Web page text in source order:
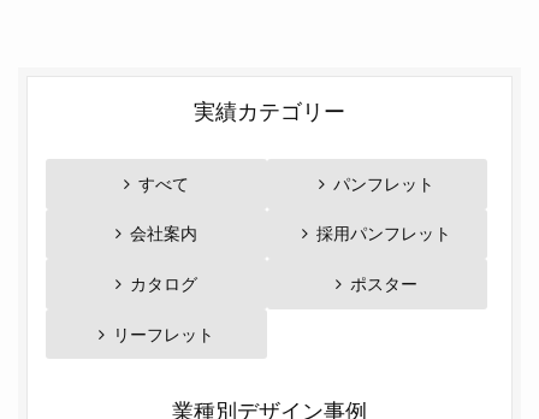
実績カテゴリー
すべて パンフレット
会社案内 採用パンフレット
カタログ ポスター
リーフレット
業種別デザイン事例